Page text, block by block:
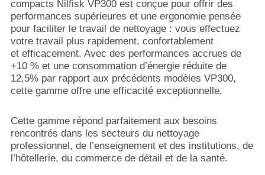
compacts Nilfisk VP300 est conçue pour offrir des
performances supérieures et une ergonomie pensée
pour faciliter le travail de nettoyage : vous effectuez
votre travail plus rapidement, confortablement
et efficacement. Avec des performances accrues de
+10 % et une consommation d’énergie réduite de
12,5% par rapport aux précédents modèles VP300,
cette gamme offre une efficacité exceptionnelle.
Cette gamme répond parfaitement aux besoins
rencontrés dans les secteurs du nettoyage
professionnel, de l’enseignement et des institutions, de
l’hôtellerie, du commerce de détail et de la santé.